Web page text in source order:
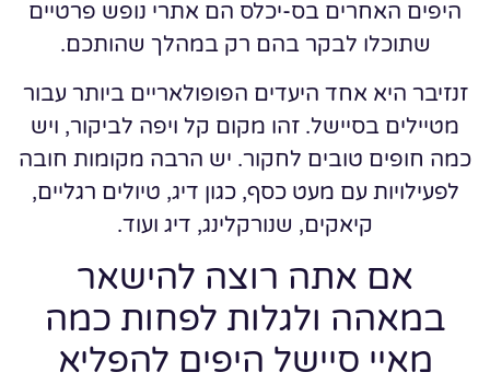
היפים האחרים בס-יכלס הם אתרי נופש פרטיים
שתוכלו לבקר בהם רק במהלך שהותכם.
זנזיבר היא אחד היעדים הפופולאריים ביותר עבור
מטיילים בסיישל. זהו מקום קל ויפה לביקור, ויש
כמה חופים טובים לחקור. יש הרבה מקומות חובה
לפעילויות עם מעט כסף, כגון דיג, טיולים רגליים,
קיאקים, שנורקלינג, דיג ועוד.
אם אתה רוצה להישאר
במאהה ולגלות לפחות כמה
מאיי סיישל היפים להפליא